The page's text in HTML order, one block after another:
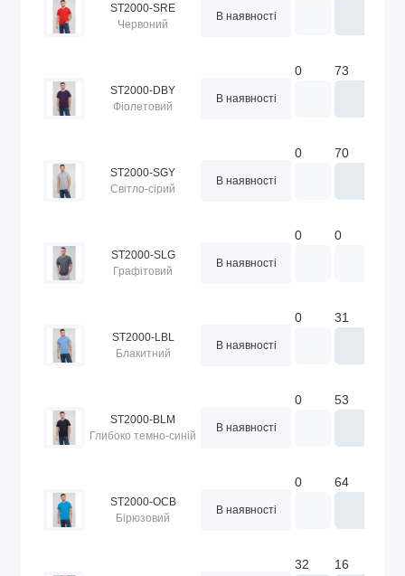
ST2000-SRE
Червоний
В наявності
ST2000-DBY
Фіолетовий
В наявності
0 73
ST2000-SGY
Світло-сірий
В наявності
0 70
ST2000-SLG
Графітовий
В наявності
0 0
ST2000-LBL
Блакитний
В наявності
0 31
ST2000-BLM
Глибоко темно-синій
В наявності
0 53
ST2000-OCB
Бірюзовий
В наявності
0 64
32 16